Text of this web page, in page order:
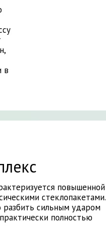
в
повышенной
стеклопакетами.
сильным ударом
полностью